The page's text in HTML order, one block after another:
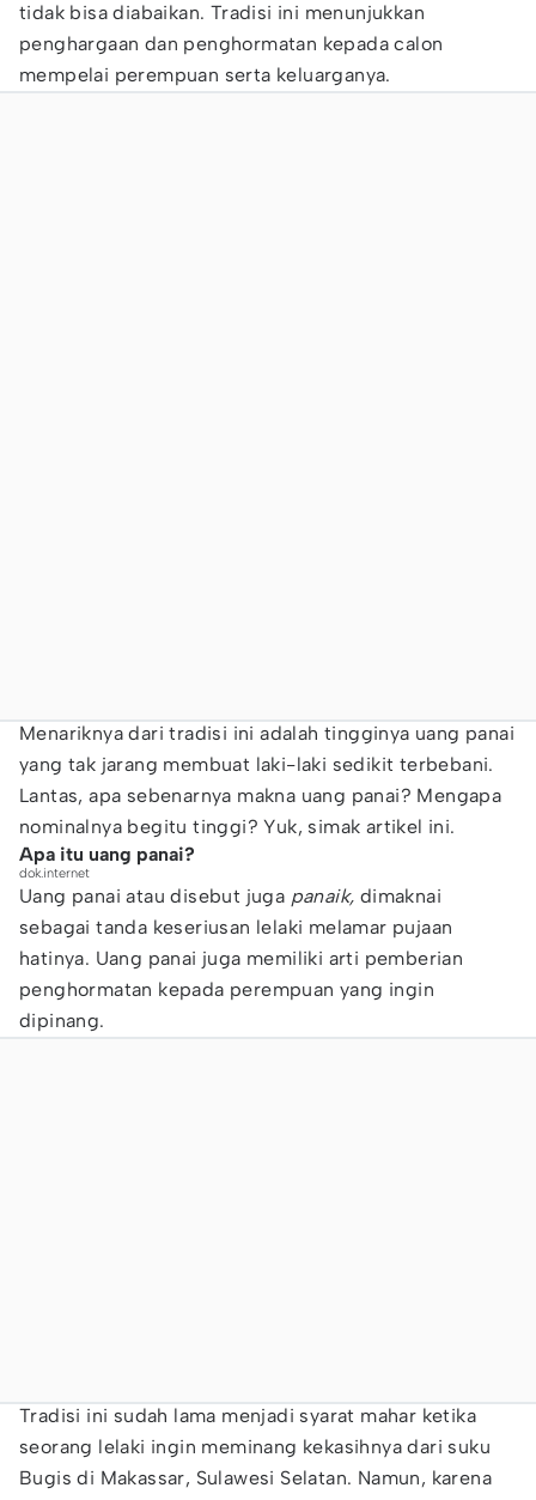
tidak bisa diabaikan. Tradisi ini menunjukkan
penghargaan dan penghormatan kepada calon
mempelai perempuan serta keluarganya.
Menariknya dari tradisi ini adalah tingginya uang panai
yang tak jarang membuat laki-laki sedikit terbebani.
Lantas, apa sebenarnya makna uang panai? Mengapa
nominalnya begitu tinggi? Yuk, simak artikel ini.
Apa itu uang panai?
dok.internet
Uang panai atau disebut juga panaik, dimaknai
sebagai tanda keseriusan lelaki melamar pujaan
hatinya. Uang panai juga memiliki arti pemberian
penghormatan kepada perempuan yang ingin
dipinang.
Tradisi ini sudah lama menjadi syarat mahar ketika
seorang lelaki ingin meminang kekasihnya dari suku
Bugis di Makassar, Sulawesi Selatan. Namun, karena